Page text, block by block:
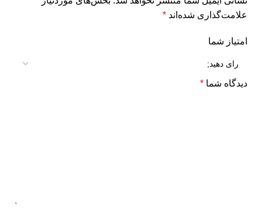
علامت‌گذاری شده‌اند *
امتیاز شما
دیدگاه شما *